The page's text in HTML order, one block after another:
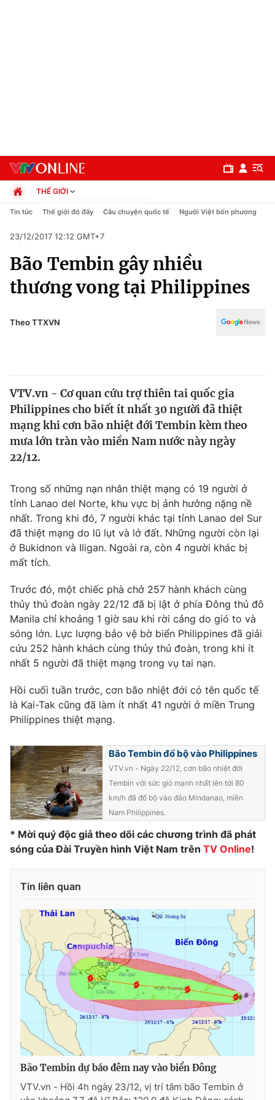
Chuyên mục
Chính trị
Thế giới
Tin tức
Câu chuyện quốc tế
Kinh tế
Tài chính
Thị trường
Góc doanh nghiệp
Dữ liệu và đời sống
Truyền hình
Phim VTV
Nhân vật
Khán giả
Giải sao mai
Giải trí
Điện ảnh
Âm nhạc
Sao
Đời sống
Du lịch
Làm đẹp
Giáo dục
Tuyển sinh
Học trực tuyến
Công nghệ
Hitech Công nghệ tương lai
Sản phẩm
Thị trường
Tư vấn
Giao lưu trực tuyến
Chuyên mục khác
Emagazine Podcast
Photo Infographic
Video
VTV Money VTV Thể thao
VTV Sức khoẻ Bất động sản
Thị trường 24h Tấm lòng Việt
VTV4 Vươn mình bằng AI
VTV9 VTV8
Liên hệ tòa soạn English
THẾ GIỚI
Chính trị
Pháp luật
Kinh tế
Thể thao
Truyền hình
Y tế
Tin tức Thế giới đó đây Câu chuyện quốc tế Người Việt bốn phương
23/12/2017 12:12 GMT+7
Bão Tembin gây nhiều
thương vong tại Philippines
Theo TTXVN
VTV.vn - Cơ quan cứu trợ thiên tai quốc gia
Philippines cho biết ít nhất 30 người đã thiệt
mạng khi cơn bão nhiệt đới Tembin kèm theo
mưa lớn tràn vào miền Nam nước này ngày
22/12.
Trong số những nạn nhân thiệt mạng có 19 người ở
tỉnh Lanao del Norte, khu vực bị ảnh hưởng nặng nề
nhất. Trong khi đó, 7 người khác tại tỉnh Lanao del Sur
đã thiệt mạng do lũ lụt và lở đất. Những người còn lại
ở Bukidnon và Iligan. Ngoài ra, còn 4 người khác bị
mất tích.
Trước đó, một chiếc phà chở 257 hành khách cùng
thủy thủ đoàn ngày 22/12 đã bị lật ở phía Đông thủ đô
Manila chỉ khoảng 1 giờ sau khi rời cảng do gió to và
sóng lớn. Lực lượng bảo vệ bờ biển Philippines đã giải
cứu 252 hành khách cùng thủy thủ đoàn, trong khi ít
nhất 5 người đã thiệt mạng trong vụ tai nạn.
Hồi cuối tuần trước, cơn bão nhiệt đới có tên quốc tế
là Kai-Tak cũng đã làm ít nhất 41 người ở miền Trung
Philippines thiệt mạng.
Bão Tembin đổ bộ vào Philippines
VTV.vn - Ngày 22/12, cơn bão nhiệt đới
Tembin với sức gió mạnh nhất lên tới 80
km/h đã đổ bộ vào đảo Mindanao, miền
Nam Philippines.
* Mời quý độc giả theo dõi các chương trình đã phát
sóng của Đài Truyền hình Việt Nam trên TV Online!
Tin liên quan
Bão Tembin dự báo đêm nay vào biển Đông
VTV.vn - Hồi 4h ngày 23/12, vị trí tâm bão Tembin ở